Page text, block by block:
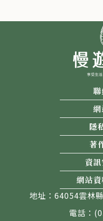
隱
著
資
網站
地址：64054雲林
電話：